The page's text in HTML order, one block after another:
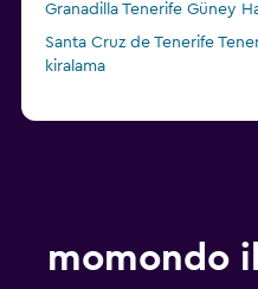
Granadilla Tenerife Güney
Santa Cruz de Tenerife
kiralama
momondo